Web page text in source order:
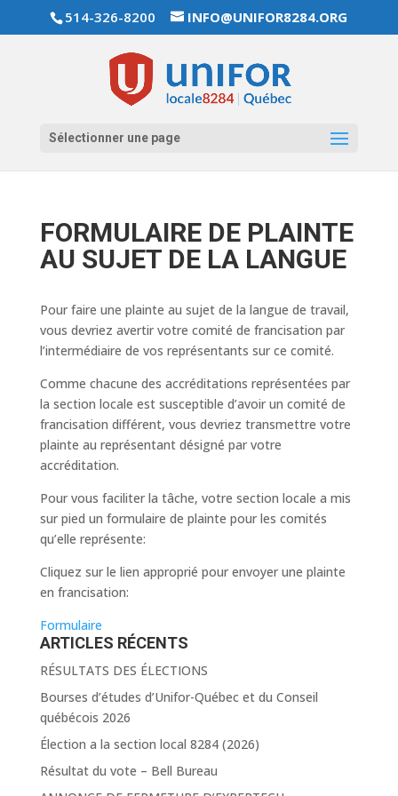
514-326-8200 INFO@UNIFOR8284.ORG
Sélectionner une page
FORMULAIRE DE PLAINTE
AU SUJET DE LA LANGUE
Pour faire une plainte au sujet de la langue de travail,
vous devriez avertir votre comité de francisation par
l’intermédiaire de vos représentants sur ce comité.
Comme chacune des accréditations représentées par
la section locale est susceptible d’avoir un comité de
francisation différent, vous devriez transmettre votre
plainte au représentant désigné par votre
accréditation.
Pour vous faciliter la tâche, votre section locale a mis
sur pied un formulaire de plainte pour les comités
qu’elle représente:
Cliquez sur le lien approprié pour envoyer une plainte
en francisation:
Formulaire
ARTICLES RÉCENTS
RÉSULTATS DES ÉLECTIONS
Bourses d’études d’Unifor-Québec et du Conseil
québécois 2026
Élection a la section local 8284 (2026)
Résultat du vote – Bell Bureau